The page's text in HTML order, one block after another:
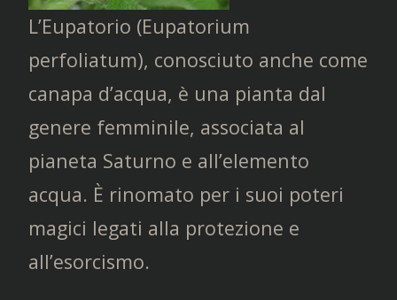
L’Eupatorio (Eupatorium
perfoliatum), conosciuto anche come
canapa d’acqua, è una pianta dal
genere femminile, associata al
pianeta Saturno e all’elemento
acqua. È rinomato per i suoi poteri
magici legati alla protezione e
all’esorcismo.